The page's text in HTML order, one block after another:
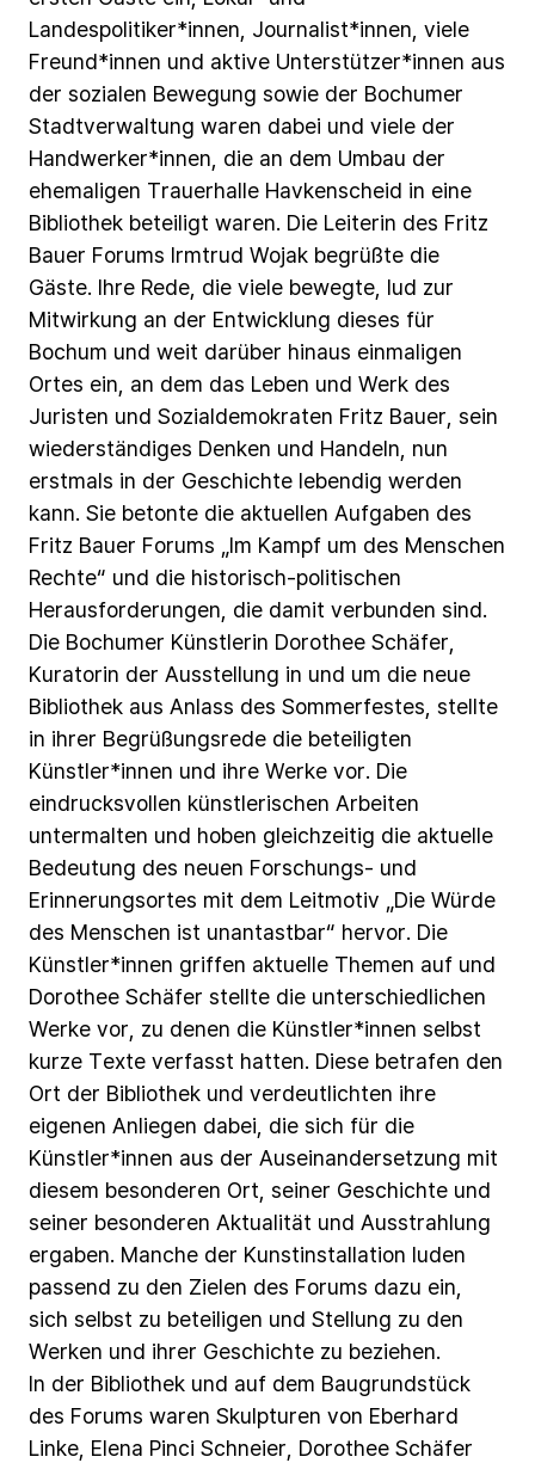
Landespolitiker*innen, Journalist*innen, viele
Freund*innen und aktive Unterstützer*innen aus
der sozialen Bewegung sowie der Bochumer
Stadtverwaltung waren dabei und viele der
Handwerker*innen, die an dem Umbau der
ehemaligen Trauerhalle Havkenscheid in eine
Bibliothek beteiligt waren. Die Leiterin des Fritz
Bauer Forums Irmtrud Wojak begrüßte die
Gäste. Ihre Rede, die viele bewegte, lud zur
Mitwirkung an der Entwicklung dieses für
Bochum und weit darüber hinaus einmaligen
Ortes ein, an dem das Leben und Werk des
Juristen und Sozialdemokraten Fritz Bauer, sein
wiederständiges Denken und Handeln, nun
erstmals in der Geschichte lebendig werden
kann. Sie betonte die aktuellen Aufgaben des
Fritz Bauer Forums „Im Kampf um des Menschen
Rechte“ und die historisch-politischen
Herausforderungen, die damit verbunden sind.
Die Bochumer Künstlerin Dorothee Schäfer,
Kuratorin der Ausstellung in und um die neue
Bibliothek aus Anlass des Sommerfestes, stellte
in ihrer Begrüßungsrede die beteiligten
Künstler*innen und ihre Werke vor. Die
eindrucksvollen künstlerischen Arbeiten
untermalten und hoben gleichzeitig die aktuelle
Bedeutung des neuen Forschungs- und
Erinnerungsortes mit dem Leitmotiv „Die Würde
des Menschen ist unantastbar“ hervor. Die
Künstler*innen griffen aktuelle Themen auf und
Dorothee Schäfer stellte die unterschiedlichen
Werke vor, zu denen die Künstler*innen selbst
kurze Texte verfasst hatten. Diese betrafen den
Ort der Bibliothek und verdeutlichten ihre
eigenen Anliegen dabei, die sich für die
Künstler*innen aus der Auseinandersetzung mit
diesem besonderen Ort, seiner Geschichte und
seiner besonderen Aktualität und Ausstrahlung
ergaben. Manche der Kunstinstallation luden
passend zu den Zielen des Forums dazu ein,
sich selbst zu beteiligen und Stellung zu den
Werken und ihrer Geschichte zu beziehen.
In der Bibliothek und auf dem Baugrundstück
des Forums waren Skulpturen von Eberhard
Linke, Elena Pinci Schneier, Dorothee Schäfer